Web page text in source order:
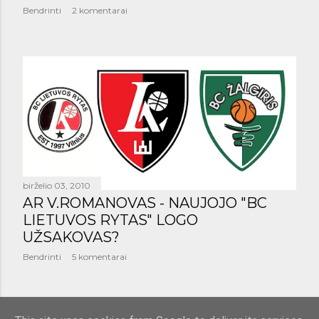
Bendrinti 2 komentarai
birželio 03, 2010
AR V.ROMANOVAS - NAUJOJO "BC
LIETUVOS RYTAS" LOGO
UŽSAKOVAS?
Bendrinti 5 komentarai
SENESNI PRANEŠIMAI